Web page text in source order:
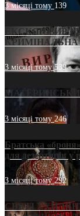
3 місяці тому 139
ЕКСКЛЮЗИВ
3 місяці тому539
3 місяці тому246
Братська
для дезертирів у
3 місяці тому292
СВЯТІ